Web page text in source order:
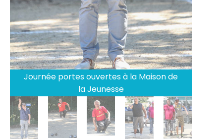
Journée portes ouvertes à la Maison de
la Jeunesse